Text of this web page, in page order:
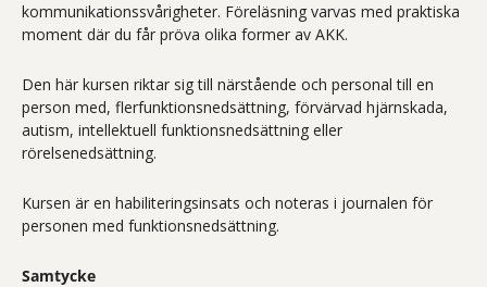
kommunikationssvårigheter. Föreläsning varvas med praktiska
moment där du får pröva olika former av AKK.
Den här kursen riktar sig till närstående och personal till en
person med, flerfunktionsnedsättning, förvärvad hjärnskada,
autism, intellektuell funktionsnedsättning eller
rörelsenedsättning.
Kursen är en habiliteringsinsats och noteras i journalen för
personen med funktionsnedsättning.
Samtycke